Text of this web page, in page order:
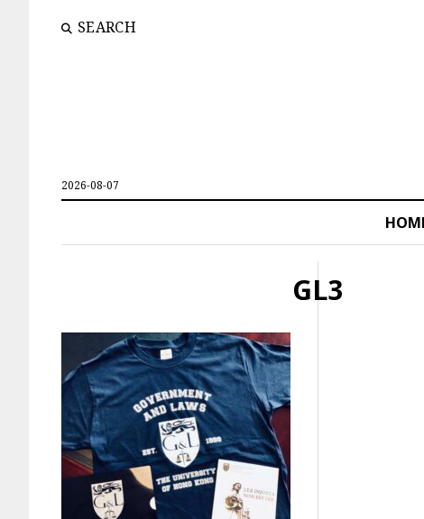
SEARCH
2026-08-07
GL3